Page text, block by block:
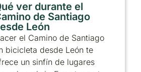
ver durante el
de Santiago
León
el Camino de Santiago
bicicleta desde León te
un sinfín de lugares